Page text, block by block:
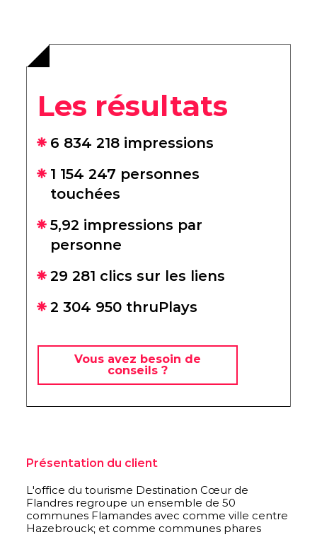
Les résultats
6 834 218 impressions
1 154 247 personnes
touchées
5,92 impressions par
personne
29 281 clics sur les liens
2 304 950 thruPlays
Vous avez besoin de
conseils ?
Présentation du client
L'office du tourisme Destination Cœur de
Flandres regroupe un ensemble de 50
communes Flamandes avec comme ville centre
Hazebrouck; et comme communes phares